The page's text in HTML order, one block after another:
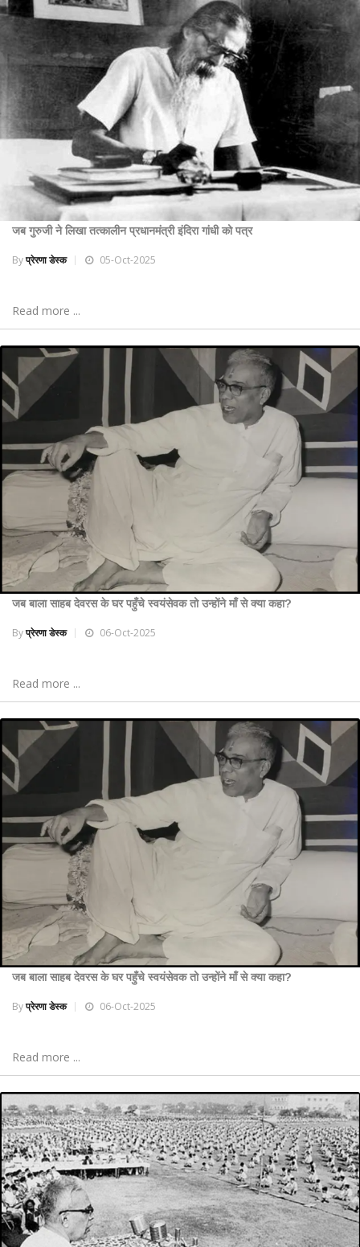
जब गुरुजी ने लिखा तत्कालीन प्रधानमंत्री इंदिरा गांधी को पत्र
Byप्रेरणा डेस्क 05-Oct-2025
Read more ...
जब बाला साहब देवरस के घर पहुँचे स्वयंसेवक तो उन्होंने माँ से क्या कहा?
Byप्रेरणा डेस्क 06-Oct-2025
Read more ...
जब बाला साहब देवरस के घर पहुँचे स्वयंसेवक तो उन्होंने माँ से क्या कहा?
Byप्रेरणा डेस्क 06-Oct-2025
Read more ...